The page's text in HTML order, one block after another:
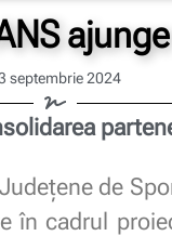
septembrie 2024
de
în cadrul